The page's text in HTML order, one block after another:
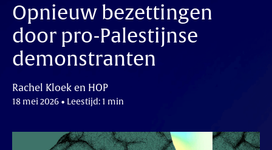
Opnieuw bezettingen
door pro-Palestijnse
demonstranten
Rachel Kloek en HOP
18 mei 2026 • Leestijd: 1 min